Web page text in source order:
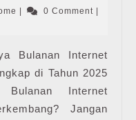
IndiHome0 Comment
Bulanan Internet
di Tahun 2025
Internet
Jangan